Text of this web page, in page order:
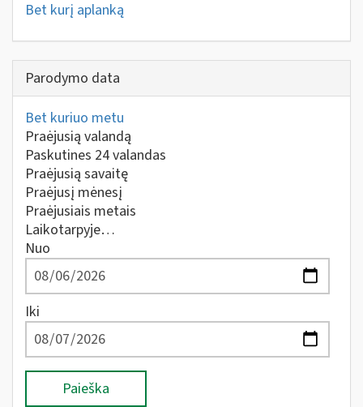
Bet kurį aplanką
Parodymo data
Bet kuriuo metu
Praėjusią valandą
Paskutines 24 valandas
Praėjusią savaitę
Praėjusį mėnesį
Praėjusiais metais
Laikotarpyje…
Nuo
Iki
Paieška